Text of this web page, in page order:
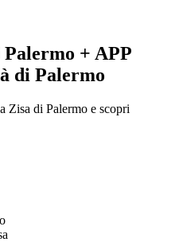
+ APP
di Palermo
Zisa di Palermo e scopri